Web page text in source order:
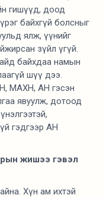
гишүүд, доод
байхгүй болсныг
ялж, үүнийг
зүйл үгүй.
байхдаа намын
шүү дээ.
МАХН, АН гэсэн
явуулж, дотоод
гэдгээр АН
жишээ гэвэл
Хүн ам ихтэй